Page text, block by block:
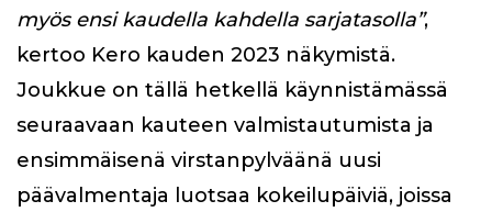
myös ensi kaudella kahdella sarjatasolla”,
kertoo Kero kauden 2023 näkymistä.
Joukkue on tällä hetkellä käynnistämässä
seuraavaan kauteen valmistautumista ja
ensimmäisenä virstanpylväänä uusi
päävalmentaja luotsaa kokeilupäiviä, joissa